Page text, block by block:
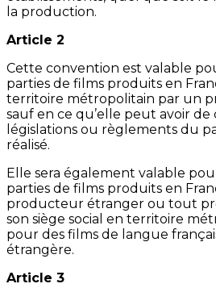
la production.
Article 2
Cette convention est valable
parties de films produits en
territoire métropolitain par un
sauf en ce qu’elle peut avoir de
législations ou règlements du
réalisé.
Elle sera également valable
parties de films produits en
producteur étranger ou tout
son siège social en territoire
pour des films de langue
étrangère.
Article 3